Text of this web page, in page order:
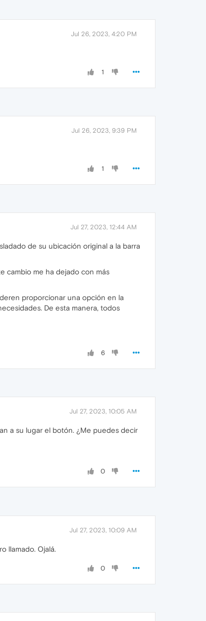
Jul 26, 2023, 4:20 PM
1
Jul 26, 2023, 9:39 PM
1
Jul 27, 2023, 12:44 AM
de su ubicación original a la barra
cambio me ha dejado con más
proporcionar una opción en la
De esta manera, todos
6
Jul 27, 2023, 10:05 AM
a su lugar el botón. ¿Me puedes decir
0
Jul 27, 2023, 10:09 AM
llamado. Ojalá.
0